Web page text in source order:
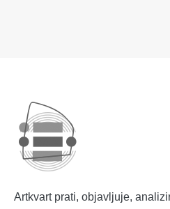
Artkvart prati, objavljuje,